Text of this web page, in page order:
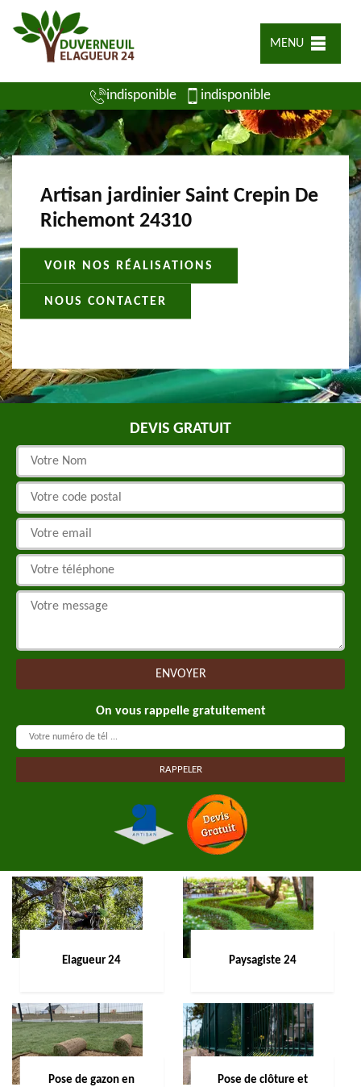
MENU
indisponible indisponible
Artisan jardinier Saint Crepin De
Richemont 24310
VOIR NOS RÉALISATIONS
NOUS CONTACTER
DEVIS GRATUIT
On vous rappelle gratuitement
Elagueur 24 Paysagiste 24
Pose de gazon en
Pose de clôture et